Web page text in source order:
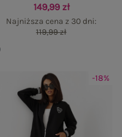
149,99 zł
Najniższa cena z 30 dni:
119,99 zł
-18%